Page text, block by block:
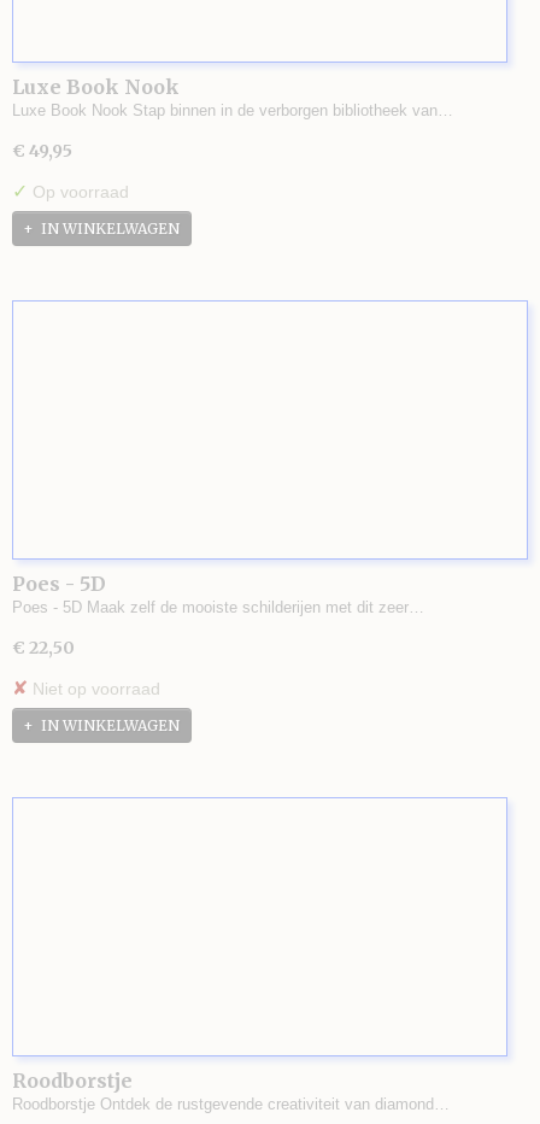
Luxe Book Nook
Luxe Book Nook Stap binnen in de verborgen bibliotheek van…
€ 49,95
✓ Op voorraad
IN WINKELWAGEN
Poes - 5D
Poes - 5D Maak zelf de mooiste schilderijen met dit zeer…
€ 22,50
✘ Niet op voorraad
IN WINKELWAGEN
Roodborstje
Roodborstje Ontdek de rustgevende creativiteit van diamond…